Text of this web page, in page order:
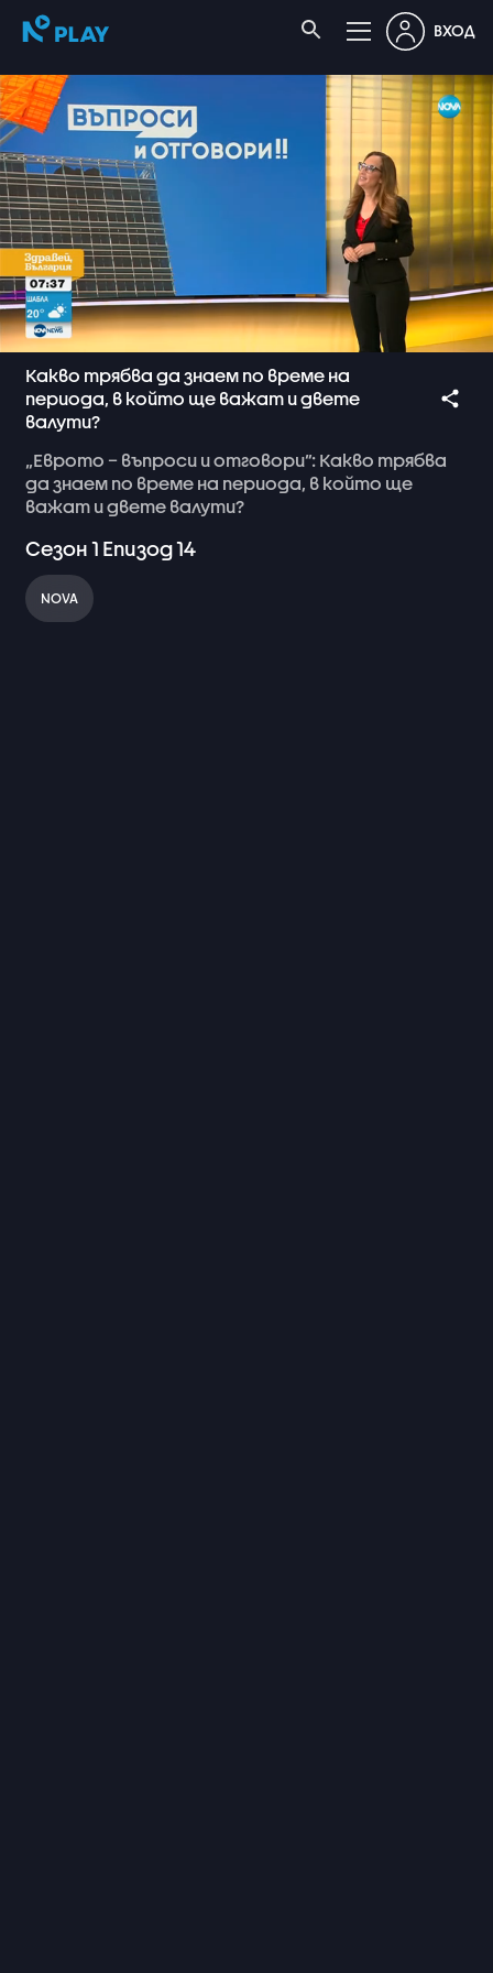
ВХОД
Какво трябва да знаем по време на
периода, в който ще важат и двете
валути?
„Еврото – въпроси иотговори”: Какво трябва
да знаем по време на периода, в който ще
важат идвете валути?
Сезон 1 Епизод14
NOVA